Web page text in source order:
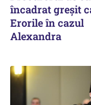
încadrat greşit
Erorile în cazul
Alexandra